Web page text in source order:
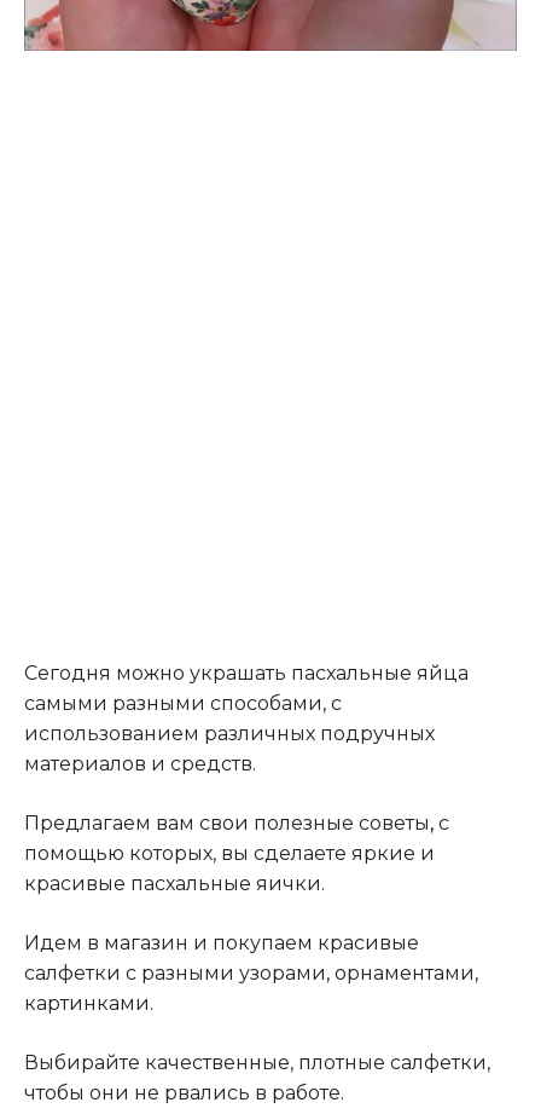
Сегодня можно украшать пасхальные яйца
самыми разными способами, с
использованием различных подручных
материалов и средств.
Предлагаем вам свои полезные советы, с
помощью которых, вы сделаете яркие и
красивые пасхальные яички.
Идем в магазин и покупаем красивые
салфетки с разными узорами, орнаментами,
картинками.
Выбирайте качественные, плотные салфетки,
чтобы они не рвались в работе.